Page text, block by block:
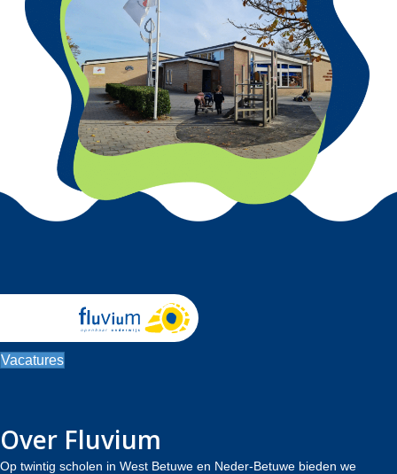
Vacatures
Over Fluvium
Op twintig scholen in West Betuwe en Neder-Betuwe bieden we